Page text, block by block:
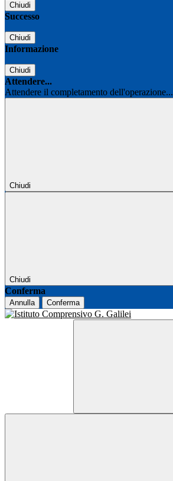
Chiudi
Successo
Chiudi
Informazione
Chiudi
Attendere...
Attendere il completamento dell'operazione...
Chiudi
Chiudi
Conferma
Annulla Conferma